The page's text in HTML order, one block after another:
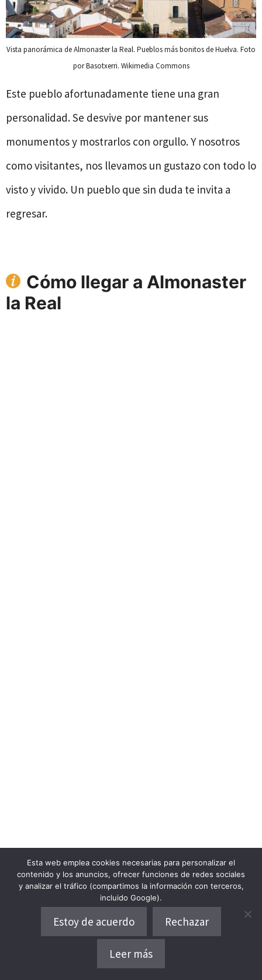
Vista panorámica de Almonaster la Real. Pueblos más bonitos de Huelva. Foto
por Basotxerri. Wikimedia Commons
Este pueblo afortunadamente tiene una gran
personalidad. Se desvive por mantener sus
monumentos y mostrarlos con orgullo. Y nosotros
como visitantes, nos llevamos un gustazo con todo lo
visto y vivido. Un pueblo que sin duda te invita a
regresar.
Cómo llegar a Almonaster
la Real
Opiniones del lugar
Esta web emplea cookies necesarias para personalizar el
contenido y los anuncios, ofrecer funciones de redes sociales
y analizar el tráfico (compartimos la información con terceros,
incluido Google).
Estoy de acuerdo Rechazar
Leer más